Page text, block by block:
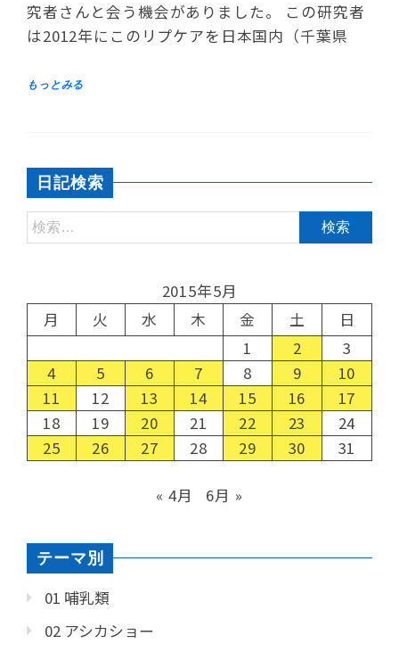
究者さんと会う機会がありました。 この研究者
は2012年にこのリプケアを日本国内（千葉県
日記検索
2015年5月
月
火 水 木 金 土
日
1
2
3
4
5 6 7 8 9
10
11
12 13 14 15 16
17
18
19 20 21 22 23
24
25
26 27 28 29 30 31
« 4月 6月 »
テーマ別
01 哺乳類
02 アシカショー